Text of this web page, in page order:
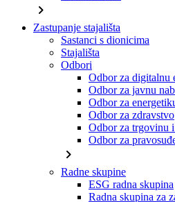
chevron_right
Zastupanje stajališta
Sastanci s dionicima
Stajališta
Odbori
Odbor za digitalnu
Odbor za javnu
Odbor za
Odbor za zdravstvo
Odbor za trgovinu
Odbor za
chevron_right
Radne skupine
ESG radna skupina
Radna skupina za